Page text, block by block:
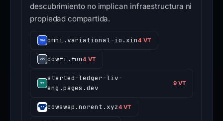
descubrimiento no implican infraestructura ni
propiedad compartida.
omni.variational-io.xin4 VT
cowfi.fun4 VT
started-ledger-liv-
eng.pages.dev
9 VT
cowswap.norent.xyz4 VT